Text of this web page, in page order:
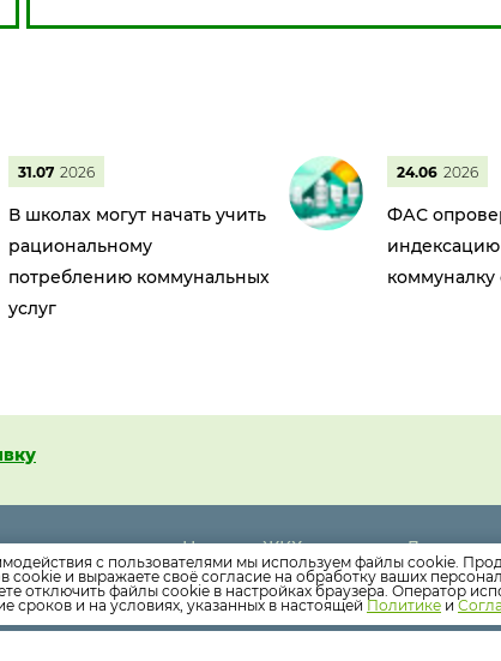
31.07 2026
В школах могут начать учить
рациональному
потреблению коммунальных
услуг
24.06 2026
ФАС
коммуналку
01 95
Новости ЖКХ
Новости компании
Как оплатить
Дома
Вопросы
с пользователями мы используем файлы cookie.
cookie и выражаете своё согласие на обработку ваших
отключить файлы cookie в настройках браузера. Оператор
сроков и на условиях, указанных в настоящей Политике и